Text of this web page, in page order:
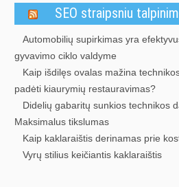
SEO straipsniu
Automobilių supirkimas yra
gyvavimo ciklo valdyme
Kaip išdilęs ovalas mažina
padėti kiaurymių restauravimas?
Didelių gabaritų sunkios technikos
Maksimalus tikslumas
Kaip kaklaraištis derinamas prie
Vyrų stilius keičiantis kaklaraištis